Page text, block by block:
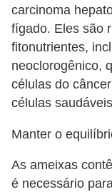
carcinoma
fígado. Eles são
fitonutrientes,
neoclorogênico,
células do
células
Manter o
As ameixas
é necessário